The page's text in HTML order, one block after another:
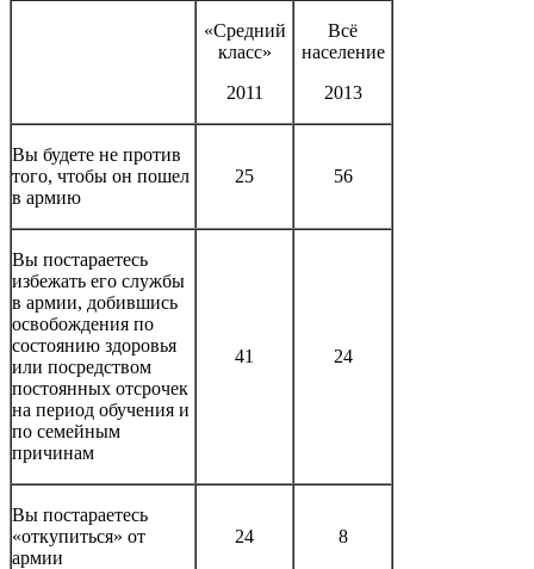
«Средний
класс»
2011
Всё
население
2013
Вы будете не против
того, чтобы он пошел
в армию
25 56
Вы постараетесь
избежать его службы
в армии, добившись
освобождения по
состоянию здоровья
или посредством
постоянных отсрочек
на период обучения и
по семейным
причинам
41 24
Вы постараетесь
«откупиться» от
армии
24 8